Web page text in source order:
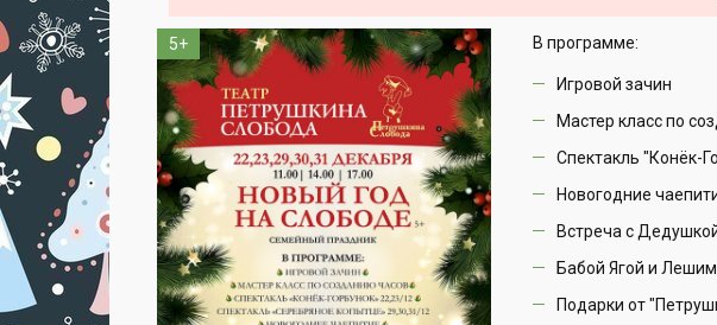
5+ В программе:
Игровой зачин
Мастер класс по
Спектакль "Конёк-
Новогодние
Встреча с
Бабой Ягой и Лешим
Подарки от